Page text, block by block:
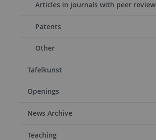
Articles in journals with peer review
Patents
Other
Tafelkunst
Openings
News Archive
Teaching